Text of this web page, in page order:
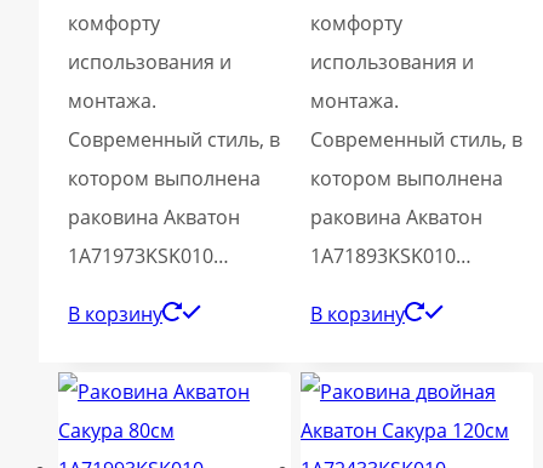
комфорту
использования и
монтажа.
Современный стиль, в
котором выполнена
раковина Акватон
1A71973KSK010…
В корзину
комфорту
использования и
монтажа.
Современный стиль, в
котором выполнена
раковина Акватон
1A71893KSK010…
В корзину